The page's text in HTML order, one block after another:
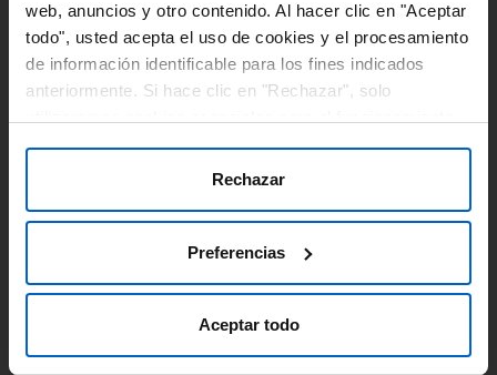
web, anuncios y otro contenido. Al hacer clic en "Aceptar
todo", usted acepta el uso de cookies y el procesamiento
de información identificable para los fines indicados
anteriormente. Si hace clic en "Rechazar", solo
del sitio web y no para optimizarlo ni personalizarlo. En
cualquier momento, puede ver, cambiar o retirar su
Cookies" en el pie de página de cada página.
Aceptar todo
Preferencias
Rechazar
enfermedades no transmisibles?
#Innovacion #InteligenciaArtificial
#TecnologiaSalud
#Investigacion